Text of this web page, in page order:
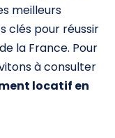
meilleurs
clés pour réussir
la France. Pour
à consulter
locatif en